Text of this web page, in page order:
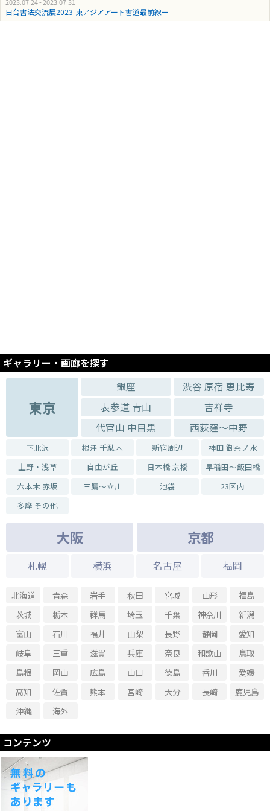
日台書法交流展2023-東アジアアート書道最前線ー
2019.05.17 - 2019.05.25
中国著名作家書法展
2019.04.19 - 2019.04.27
東アジア選抜作家展書法展ー東アジアの空ー
陝西省書法家友好書展
2019.02.15 - 2019.02.23
日中星書法交流展2019-国際交流最前線-
金縢グループ選抜展2019-東アジアの新春を寿ぐー
2018.12.11 - 2018.12.22
松宮書道教室作品展2018-書道の基本を重んじた正統派の秀作-
第11回當代書法二人展「教養という名の前衛ー創造される漢学ー」
2018.09.24 - 2018.09.30
2018.08.24 - 2018.09.01
東アジア現代作家書法展
2018.07.06 - 2018.07.14
東アジア大学教員書展-思惟する筆触の競演-
2018.06.08 - 2018.06.16
2018.04.06 - 2018.04.14
范炳南アンコール書画展
2018.03.09 - 2018.03.17
日中書法交流展2018
2018.01.01 - 2018.01.12
ギャラリー・画廊を探す
東京
銀座
渋谷 原宿 恵比寿
表参道 青山
吉祥寺
代官山 中目黒
西荻窪～中野
下北沢 根津 千駄木 新宿周辺
神田 御茶ノ水
上野・浅草
自由が丘 日本橋 京橋
早稲田～飯田橋
六本木 赤坂
三鷹～立川 池袋
23区内
多摩 その他
大阪 京都
札幌 横浜 名古屋 福岡
北海道 青森 岩手 秋田 宮城 山形
福島
茨城
栃木 群馬 埼玉 千葉 神奈川
新潟
富山
石川 福井 山梨 長野 静岡
愛知
岐阜
三重 滋賀 兵庫 奈良 和歌山
鳥取
島根
岡山 広島 山口 徳島 香川
愛媛
高知
佐賀 熊本 宮崎 大分 長崎
鹿児島
沖縄
海外
コンテンツ